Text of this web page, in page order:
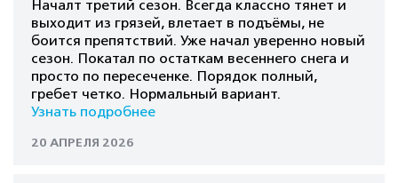
Началт третий сезон. Всегда классно тянет и
выходит из грязей, влетает в подъёмы, не
боится препятствий. Уже начал уверенно новый
сезон. Покатал по остаткам весеннего снега и
просто по пересеченке. Порядок полный,
гребет четко. Нормальный вариант.
Узнать подробнее
20 АПРЕЛЯ 2026